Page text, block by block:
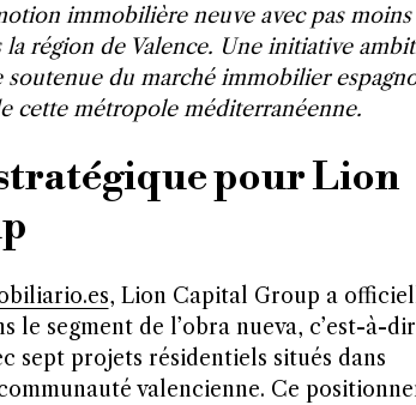
immobilière neuve avec pas moins
région de Valence. Une initiative
du marché immobilier
cette métropole méditerranéenne.
pour Lion
, Lion Capital Group a
le segment de l’obra nueva, c’est-à-
sept projets résidentiels situés dans
valencienne. Ce